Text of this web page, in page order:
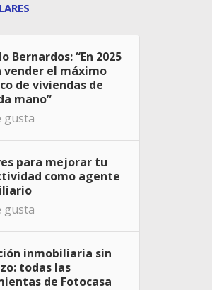
Bernardos: “En 2025
vender el máximo
de viviendas de
mano”
gusta
para mejorar tu
como agente
gusta
inmobiliaria sin
todas las
de Fotocasa